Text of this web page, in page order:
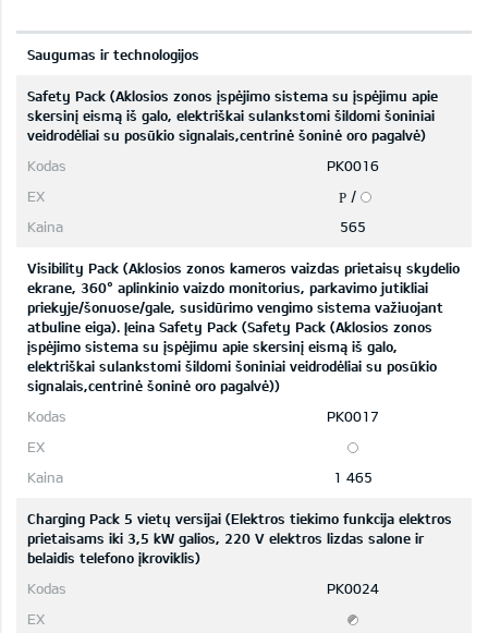
Saugumas ir technologijos
Safety Pack (Aklosios zonos įspėjimo sistema su įspėjimu apie
skersinį eismą iš galo, elektriškai sulankstomi šildomi šoniniai
veidrodėliai su posūkio signalais,centrinė šoninė oro pagalvė)
PK0016
P /
565
Visibility Pack (Aklosios zonos kameros vaizdas prietaisų skydelio
ekrane, 360° aplinkinio vaizdo monitorius, parkavimo jutikliai
priekyje/šonuose/gale, susidūrimo vengimo sistema važiuojant
atbuline eiga). Įeina Safety Pack (Safety Pack (Aklosios zonos
įspėjimo sistema su įspėjimu apie skersinį eismą iš galo,
elektriškai sulankstomi šildomi šoniniai veidrodėliai su posūkio
signalais,centrinė šoninė oro pagalvė))
PK0017
1 465
Charging Pack 5 vietų versijai (Elektros tiekimo funkcija elektros
prietaisams iki 3,5 kW galios, 220 V elektros lizdas salone ir
belaidis telefono įkroviklis)
PK0024